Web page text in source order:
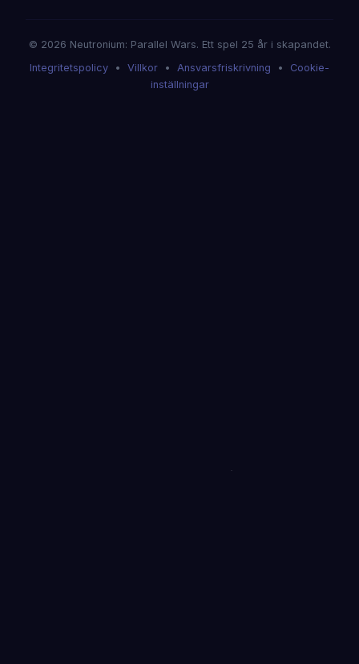
© 2026 Neutronium: Parallel Wars. Ett spel 25 år i skapandet.
Integritetspolicy • Villkor • Ansvarsfriskrivning • Cookie-
inställningar